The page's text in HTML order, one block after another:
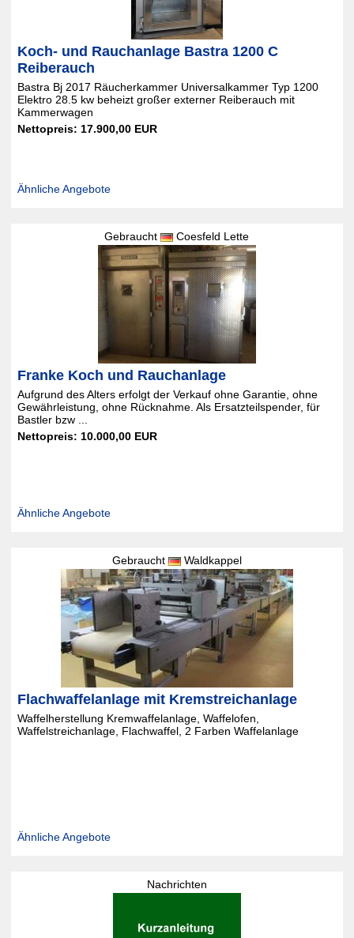
Koch- und Rauchanlage Bastra 1200 C
Reiberauch
Bastra Bj 2017 Räucherkammer Universalkammer Typ 1200
Elektro 28.5 kw beheizt großer externer Reiberauch mit
Kammerwagen
Nettopreis: 17.900,00 EUR
Ähnliche Angebote
Gebraucht Coesfeld Lette
Franke Koch und Rauchanlage
Aufgrund des Alters erfolgt der Verkauf ohne Garantie, ohne
Gewährleistung, ohne Rücknahme. Als Ersatzteilspender, für
Bastler bzw ...
Nettopreis: 10.000,00 EUR
Ähnliche Angebote
Gebraucht Waldkappel
Flachwaffelanlage mit Kremstreichanlage
Waffelherstellung Kremwaffelanlage, Waffelofen,
Waffelstreichanlage, Flachwaffel, 2 Farben Waffelanlage
Ähnliche Angebote
Nachrichten